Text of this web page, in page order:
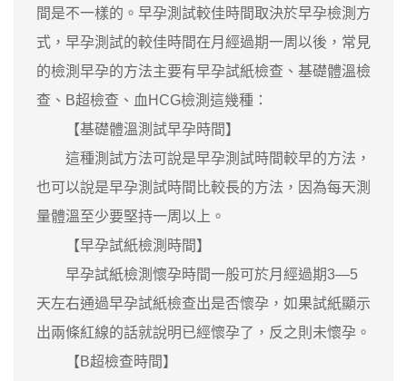
間是不一樣的。早孕測試較佳時間取決於早孕檢測方
式，早孕測試的較佳時間在月經過期一周以後，常見
的檢測早孕的方法主要有早孕試紙檢查、基礎體溫檢
查、B超檢查、血HCG檢測這幾種：
【基礎體溫測試早孕時間】
這種測試方法可說是早孕測試時間較早的方法，
也可以說是早孕測試時間比較長的方法，因為每天測
量體溫至少要堅持一周以上。
【早孕試紙檢測時間】
早孕試紙檢測懷孕時間一般可於月經過期3―5
天左右通過早孕試紙檢查出是否懷孕，如果試紙顯示
出兩條紅線的話就說明已經懷孕了，反之則未懷孕。
【B超檢查時間】